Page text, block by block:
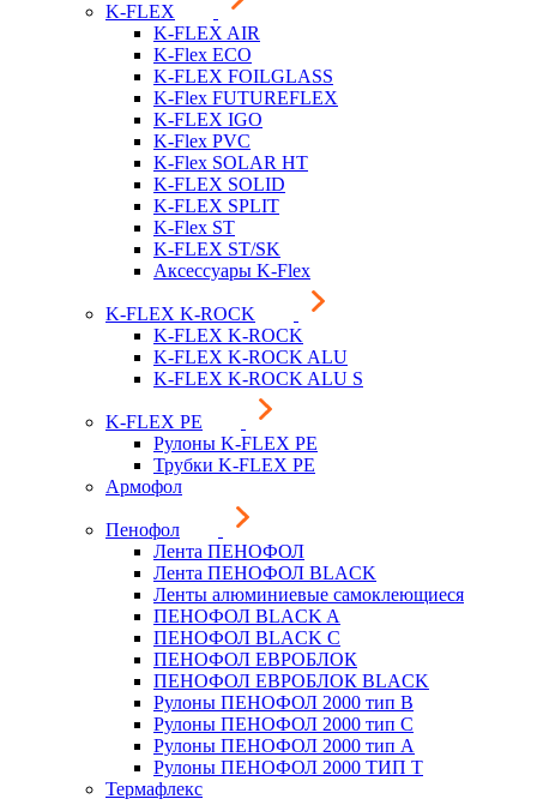
K-FLEX
K-FLEX AIR
K-Flex ECO
K-FLEX FOILGLASS
K-Flex FUTUREFLEX
K-FLEX IGO
K-Flex PVC
K-Flex SOLAR HT
K-FLEX SOLID
K-FLEX SPLIT
K-Flex ST
K-FLEX ST/SK
Аксессуары K-Flex
K-FLEX K-ROCK
K-FLEX K-ROCK
K-FLEX K-ROCK ALU
K-FLEX K-ROCK ALU S
K-FLEX PE
Рулоны K-FLEX PE
Трубки K-FLEX PE
Армофол
Пенофол
Лента ПЕНОФОЛ
Лента ПЕНОФОЛ BLACK
Ленты алюминиевые самоклеющиеся
ПЕНОФОЛ BLACK A
ПЕНОФОЛ BLACK С
ПЕНОФОЛ ЕВРОБЛОК
ПЕНОФОЛ ЕВРОБЛОК BLACK
Рулоны ПЕНОФОЛ 2000 тип B
Рулоны ПЕНОФОЛ 2000 тип C
Рулоны ПЕНОФОЛ 2000 тип А
Рулоны ПЕНОФОЛ 2000 ТИП Т
Термафлекс